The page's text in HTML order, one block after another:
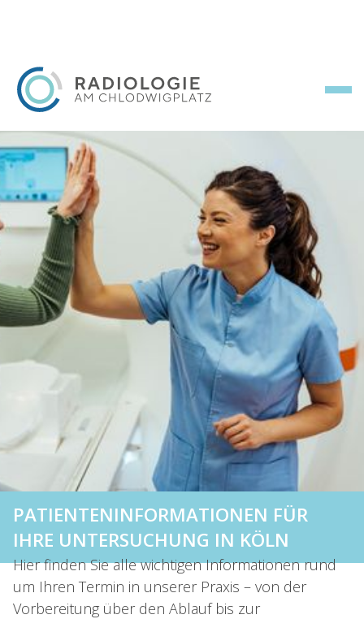
PATIENTENINFORMATIONEN FÜR
IHRE UNTERSUCHUNG IN KÖLN
Hier finden Sie alle wichtigen Informationen rund
um Ihren Termin in unserer Praxis – von der
Vorbereitung über den Ablauf bis zur